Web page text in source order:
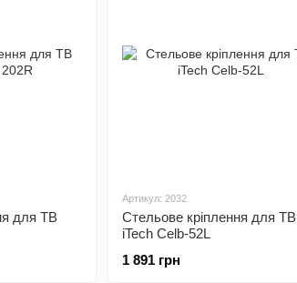
для ТВ
Артикул: 2032
Стельове кріплення для ТВ
iTech Celb-52L
1 891 грн